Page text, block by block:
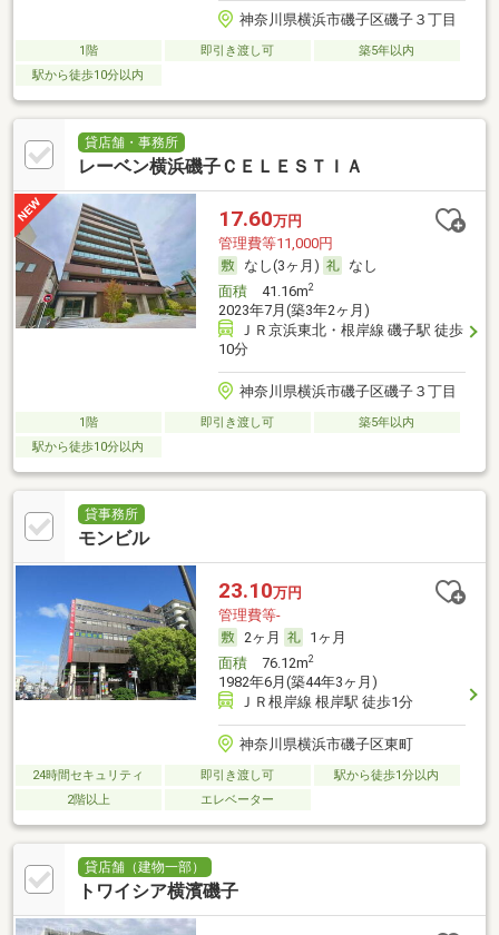
神奈川県横浜市磯子区磯子３丁目
1階 即引き渡し可
築5年以内
駅から徒歩10分以内
貸店舗・事務所
レーベン横浜磯子ＣＥＬＥＳＴＩＡ
17.60万円
管理費等11,000円
なし(3ヶ月)
なし
面積41.16m2
2023年7月(築3年2ヶ月)
ＪＲ京浜東北・根岸線 磯子駅 徒歩
10分
神奈川県横浜市磯子区磯子３丁目
1階 即引き渡し可
築5年以内
駅から徒歩10分以内
貸事務所
モンビル
23.10万円
管理費等-
2ヶ月
1ヶ月
面積76.12m2
1982年6月(築44年3ヶ月)
ＪＲ根岸線 根岸駅 徒歩1分
神奈川県横浜市磯子区東町
24時間セキュリティ 即引き渡し可
駅から徒歩1分以内
2階以上
エレベーター
貸店舗（建物一部）
トワイシア横濱磯子